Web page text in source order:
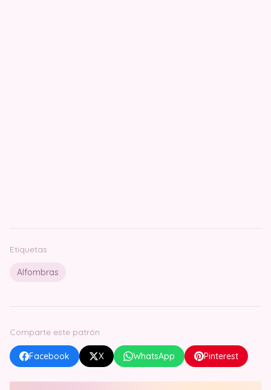
Etiquetas
Alfombras
Comparte este patrón
Facebook X WhatsApp Pinterest